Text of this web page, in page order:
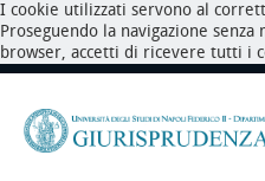
I cookie utilizzati servono al
Proseguendo la navigazione
browser, accetti di ricevere tutti i